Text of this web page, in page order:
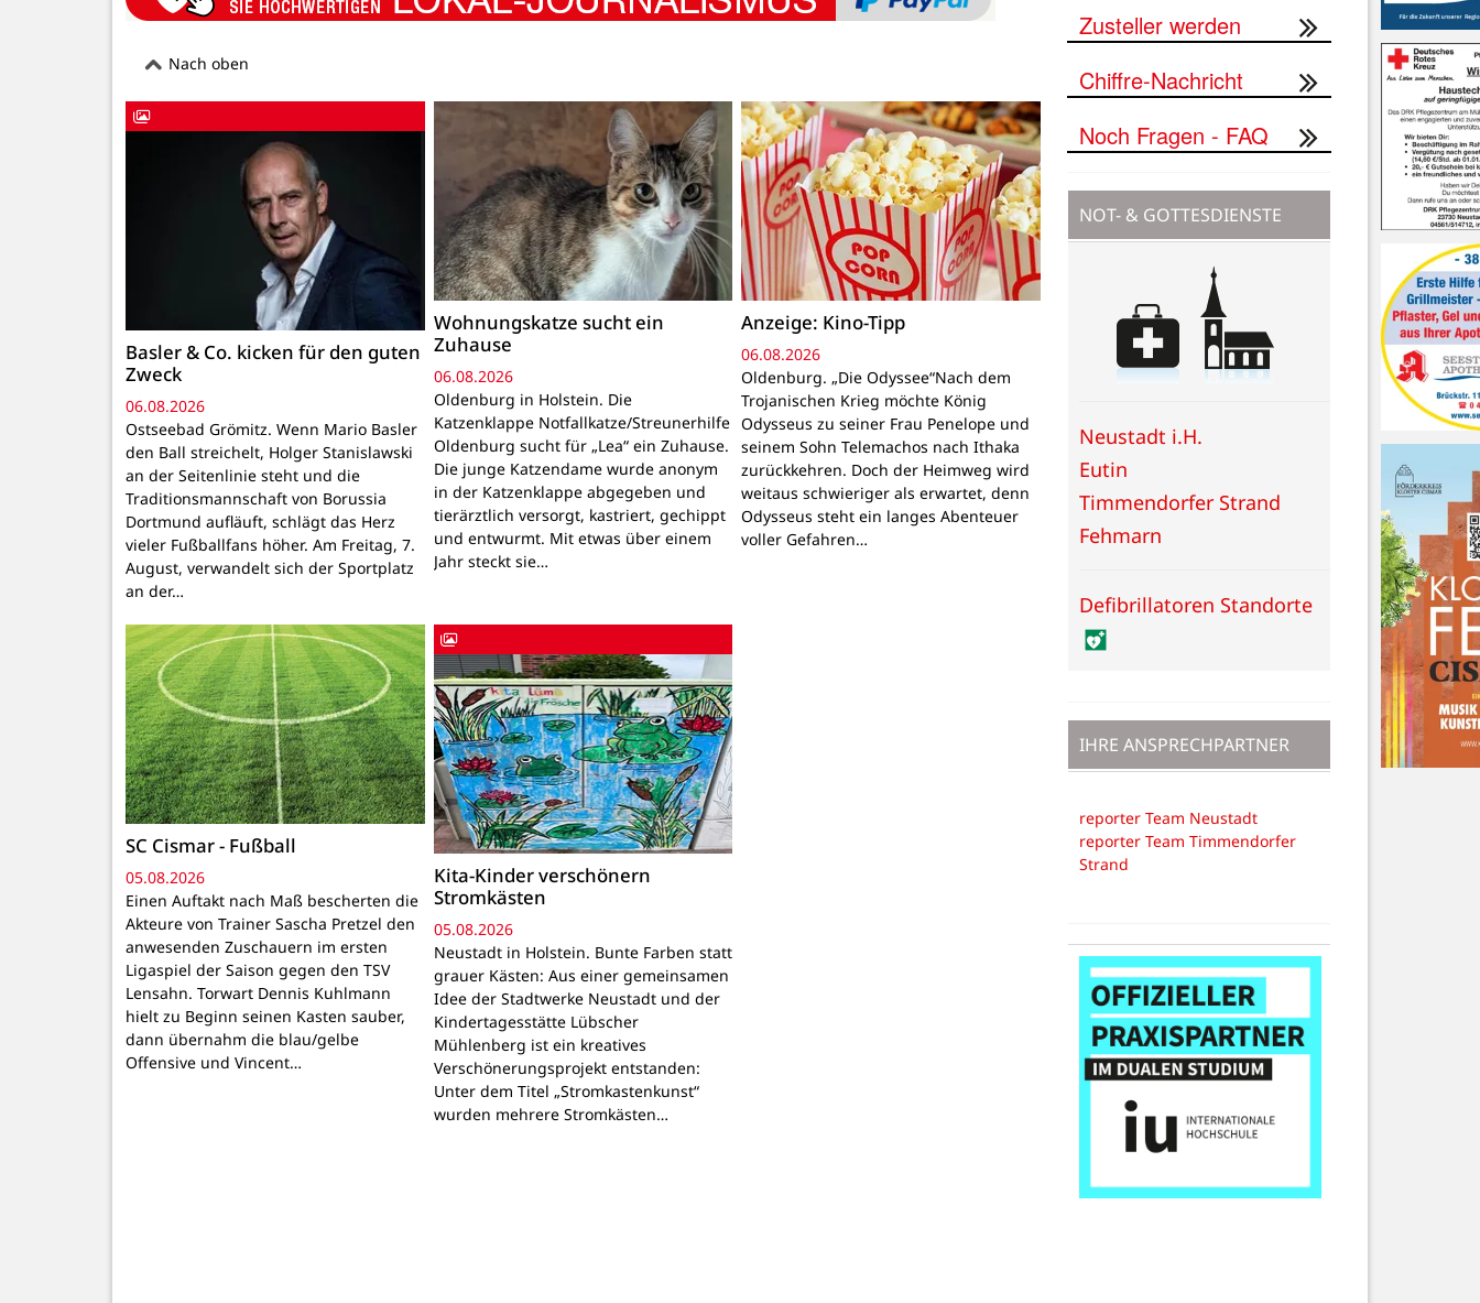
Nach oben
Basler & Co. kicken für den guten
Zweck
06.08.2026
Ostseebad Grömitz. Wenn Mario Basler
den Ball streichelt, Holger Stanislawski
an der Seitenlinie steht und die
Traditionsmannschaft von Borussia
Dortmund aufläuft, schlägt das Herz
vieler Fußballfans höher. Am Freitag, 7.
August, verwandelt sich der Sportplatz
an der…
Wohnungskatze sucht ein
Zuhause
06.08.2026
Oldenburg in Holstein. Die
Katzenklappe Notfallkatze/Streunerhilfe
Oldenburg sucht für „Lea“ ein Zuhause.
Die junge Katzendame wurde anonym
in der Katzenklappe abgegeben und
tierärztlich versorgt, kastriert, gechippt
und entwurmt. Mit etwas über einem
Jahr steckt sie…
Anzeige: Kino-Tipp
06.08.2026
Oldenburg. „Die Odyssee“Nach dem
Trojanischen Krieg möchte König
Odysseus zu seiner Frau Penelope und
seinem Sohn Telemachos nach Ithaka
zurückkehren. Doch der Heimweg wird
weitaus schwieriger als erwartet, denn
Odysseus steht ein langes Abenteuer
voller Gefahren…
SC Cismar - Fußball
05.08.2026
Einen Auftakt nach Maß bescherten die
Akteure von Trainer Sascha Pretzel den
anwesenden Zuschauern im ersten
Ligaspiel der Saison gegen den TSV
Lensahn. Torwart Dennis Kuhlmann
hielt zu Beginn seinen Kasten sauber,
dann übernahm die blau/gelbe
Offensive und Vincent…
Kita-Kinder verschönern
Stromkästen
05.08.2026
Neustadt in Holstein. Bunte Farben statt
grauer Kästen: Aus einer gemeinsamen
Idee der Stadtwerke Neustadt und der
Kindertagesstätte Lübscher
Mühlenberg ist ein kreatives
Verschönerungsprojekt entstanden:
Unter dem Titel „Stromkastenkunst“
wurden mehrere Stromkästen…
Zusteller werden
Chiffre-Nachricht
Noch Fragen - FAQ
NOT- & GOTTESDIENSTE
Neustadt i.H.
Eutin
Timmendorfer Strand
Fehmarn
Defibrillatoren Standorte
IHRE ANSPRECHPARTNER
reporter Team Neustadt
reporter Team Timmendorfer
Strand